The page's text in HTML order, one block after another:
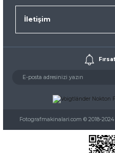
İletişim
Fotografmakinalari.com © 2018-2024